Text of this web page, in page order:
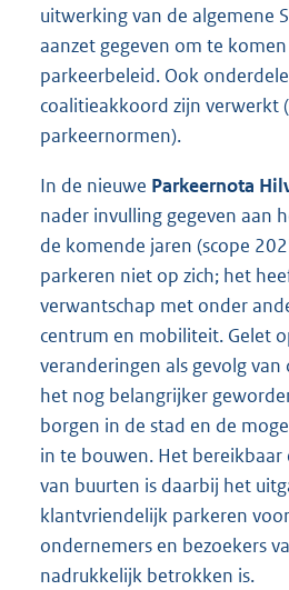
uitwerking van de algemene
aanzet gegeven om te
parkeerbeleid. Ook
coalitieakkoord zijn verwerkt
parkeernormen).
In de nieuwe Parkeernota
nader invulling gegeven aan
de komende jaren (scope
parkeren niet op zich; het
verwantschap met onder
centrum en mobiliteit. Gelet
veranderingen als gevolg van
het nog belangrijker
borgen in de stad en de
in te bouwen. Het
van buurten is daarbij het
klantvriendelijk parkeren
ondernemers en bezoekers
nadrukkelijk betrokken is.